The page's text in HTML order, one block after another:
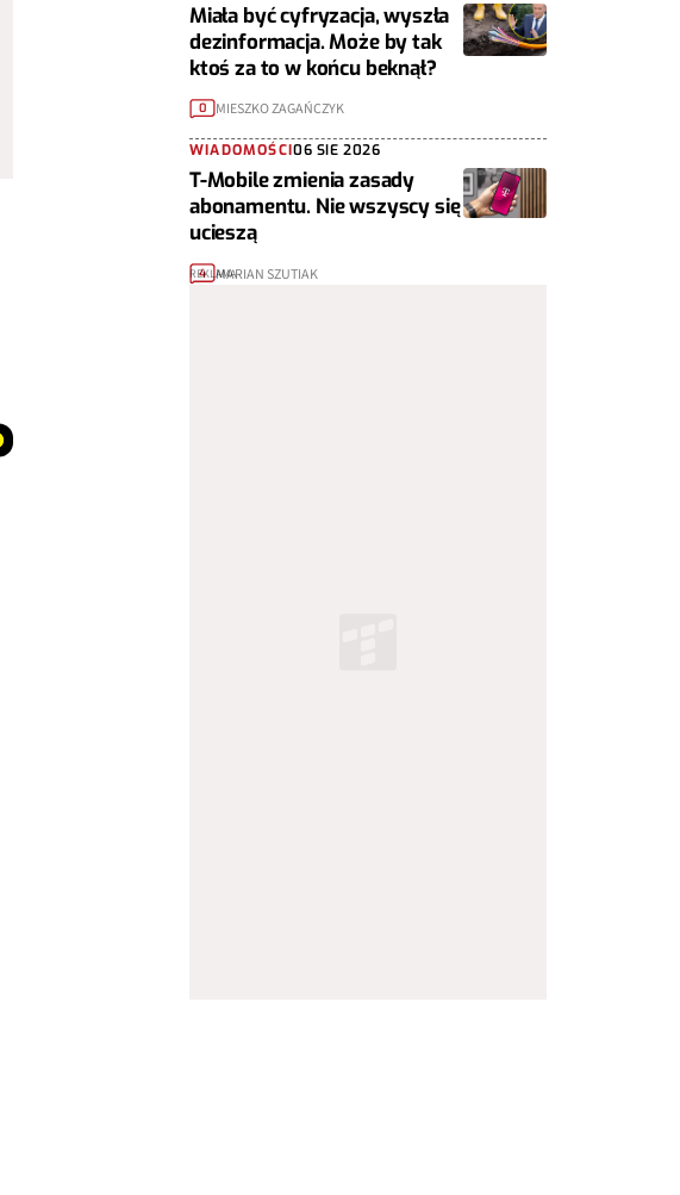
Miała być cyfryzacja, wyszła
dezinformacja. Może by tak
ktoś za to w końcu beknął?
0 MIESZKO ZAGAŃCZYK
WIADOMOŚCI06 SIE 2026
T-Mobile zmienia zasady
abonamentu. Nie wszyscy się
ucieszą
4 MARIAN SZUTIAK